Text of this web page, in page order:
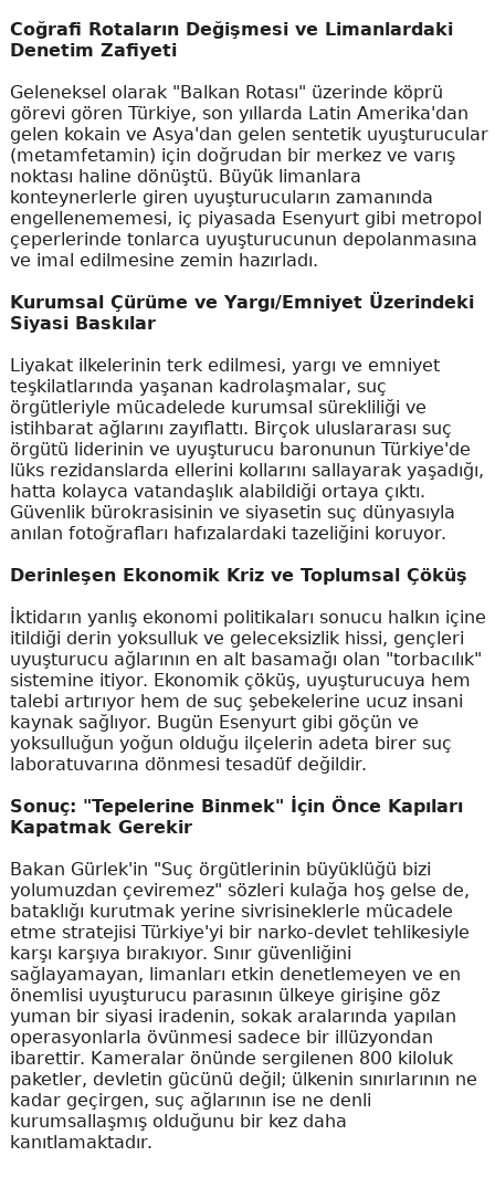
Coğrafi Rotaların Değişmesi ve Limanlardaki
Denetim Zafiyeti
Geleneksel olarak "Balkan Rotası" üzerinde köprü
görevi gören Türkiye, son yıllarda Latin Amerika'dan
gelen kokain ve Asya'dan gelen sentetik uyuşturucular
(metamfetamin) için doğrudan bir merkez ve varış
noktası haline dönüştü. Büyük limanlara
konteynerlerle giren uyuşturucuların zamanında
engellenememesi, iç piyasada Esenyurt gibi metropol
çeperlerinde tonlarca uyuşturucunun depolanmasına
ve imal edilmesine zemin hazırladı.
Kurumsal Çürüme ve Yargı/Emniyet Üzerindeki
Siyasi Baskılar
Liyakat ilkelerinin terk edilmesi, yargı ve emniyet
teşkilatlarında yaşanan kadrolaşmalar, suç
örgütleriyle mücadelede kurumsal sürekliliği ve
istihbarat ağlarını zayıflattı. Birçok uluslararası suç
örgütü liderinin ve uyuşturucu baronunun Türkiye'de
lüks rezidanslarda ellerini kollarını sallayarak yaşadığı,
hatta kolayca vatandaşlık alabildiği ortaya çıktı.
Güvenlik bürokrasisinin ve siyasetin suç dünyasıyla
anılan fotoğrafları hafızalardaki tazeliğini koruyor.
Derinleşen Ekonomik Kriz ve Toplumsal Çöküş
İktidarın yanlış ekonomi politikaları sonucu halkın içine
itildiği derin yoksulluk ve geleceksizlik hissi, gençleri
uyuşturucu ağlarının en alt basamağı olan "torbacılık"
sistemine itiyor. Ekonomik çöküş, uyuşturucuya hem
talebi artırıyor hem de suç şebekelerine ucuz insani
kaynak sağlıyor. Bugün Esenyurt gibi göçün ve
yoksulluğun yoğun olduğu ilçelerin adeta birer suç
laboratuvarına dönmesi tesadüf değildir.
Sonuç: "Tepelerine Binmek" İçin Önce Kapıları
Kapatmak Gerekir
Bakan Gürlek'in "Suç örgütlerinin büyüklüğü bizi
yolumuzdan çeviremez" sözleri kulağa hoş gelse de,
bataklığı kurutmak yerine sivrisineklerle mücadele
etme stratejisi Türkiye'yi bir narko-devlet tehlikesiyle
karşı karşıya bırakıyor. Sınır güvenliğini
sağlayamayan, limanları etkin denetlemeyen ve en
önemlisi uyuşturucu parasının ülkeye girişine göz
yuman bir siyasi iradenin, sokak aralarında yapılan
operasyonlarla övünmesi sadece bir illüzyondan
ibarettir. Kameralar önünde sergilenen 800 kiloluk
paketler, devletin gücünü değil; ülkenin sınırlarının ne
kadar geçirgen, suç ağlarının ise ne denli
kurumsallaşmış olduğunu bir kez daha
kanıtlamaktadır.